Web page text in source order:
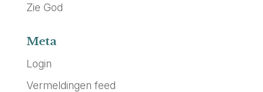
Zie God
Meta
Login
Vermeldingen feed